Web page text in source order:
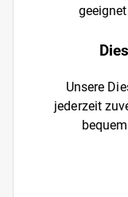
Unsere
jederzeit